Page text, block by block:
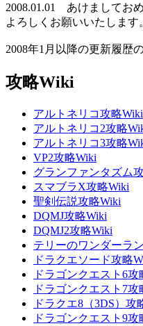
2008.01.01 あけましてお
よろしくお願いいたします
2008年1月以降の更新履歴
攻略Wiki
アルトネリコ攻略Wiki
アルトネリコ2攻略
アルトネリコ3攻略
VP2攻略Wiki
グランファンタズム
スマブラX攻略Wiki
聖剣伝説攻略Wiki
DQMJ攻略Wiki
DQMJ2攻略Wiki
テリーのワンダーラ
ドラクエソード攻略
ドラゴンクエスト6攻
ドラゴンクエスト7攻
ドラクエ8（3DS）攻
ドラゴンクエスト9攻